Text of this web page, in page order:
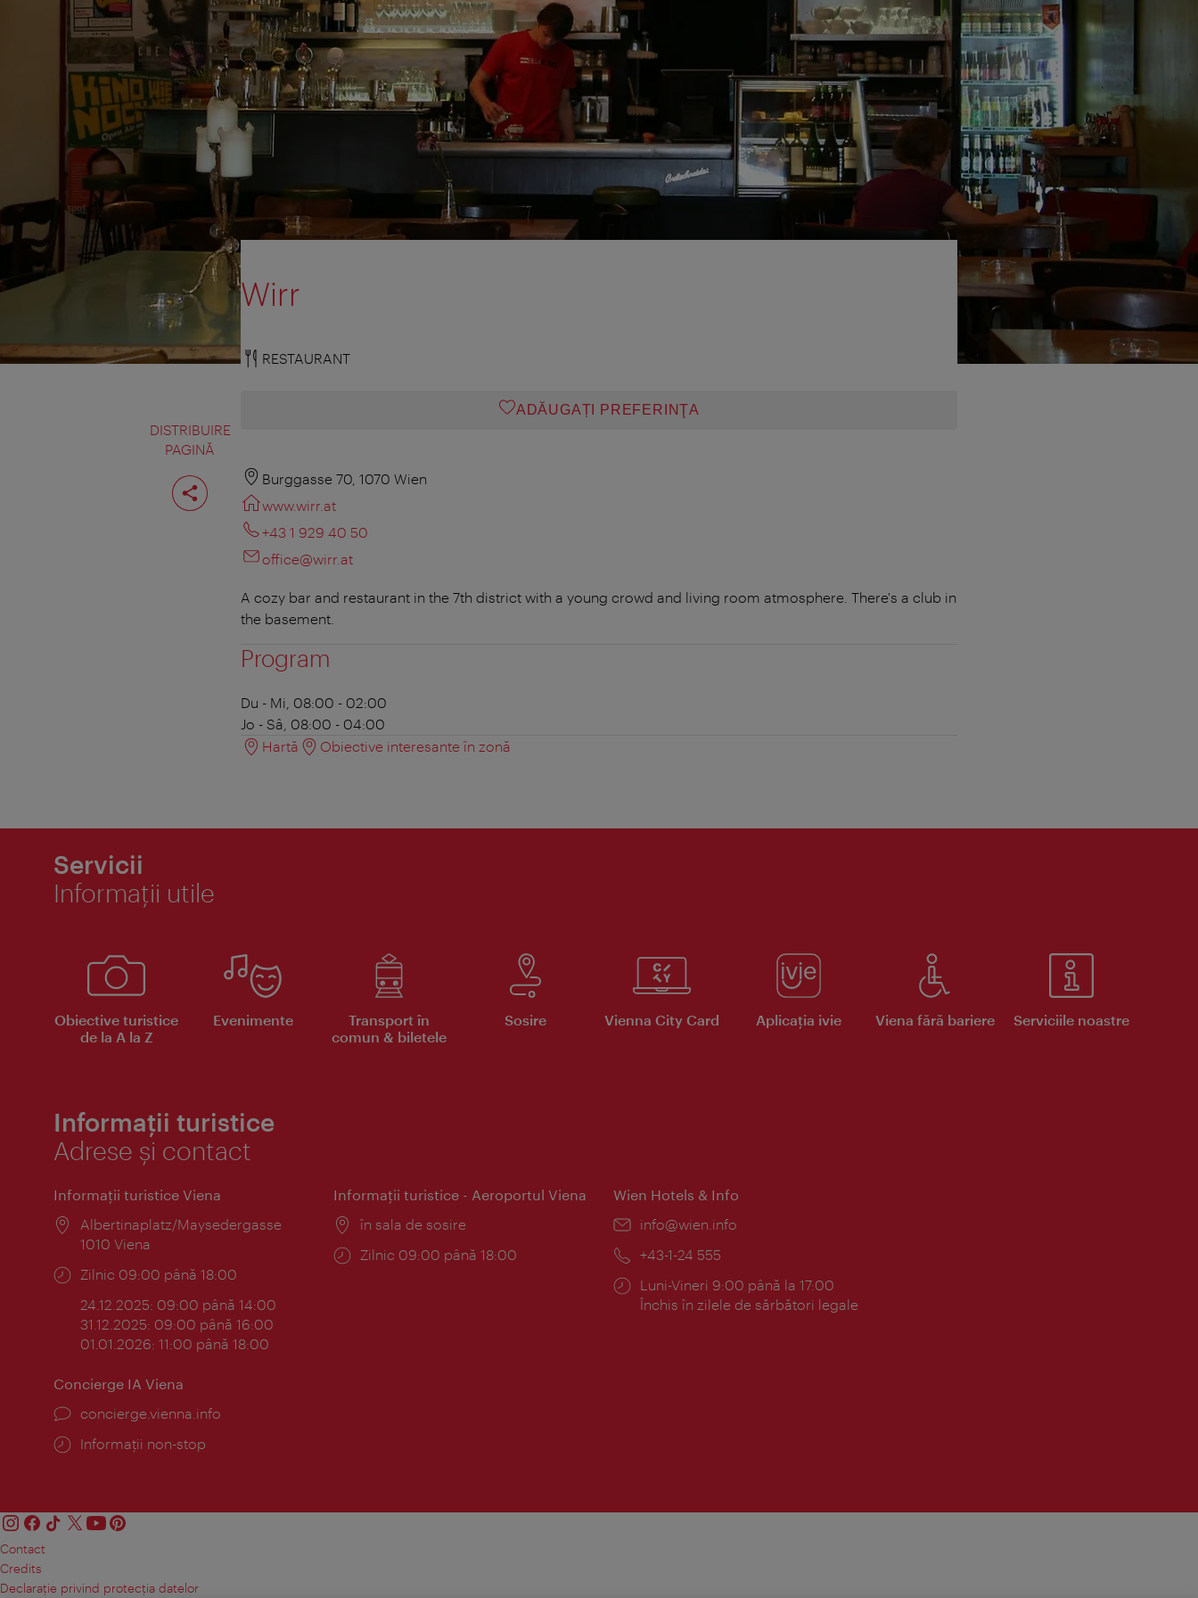
DISTRIBUIRE
PAGINĂ
Distribuiţi
pagina
Wirr
RESTAURANT
ADĂUGAȚI PREFERINŢA
Burggasse 70, 1070 Wien
www.wirr.at
+43 1 929 40 50
office@wirr.at
A cozy bar and restaurant in the 7th district with a young crowd and living room atmosphere. There's a club in
the basement.
Program
Du - Mi, 08:00 - 02:00
Jo - Sâ, 08:00 - 04:00
Hartă
Obiective interesante în zonă
Servicii
Informaţii utile
Obiective turistice
de la A la Z
Evenimente
Transport în
comun & biletele
Sosire Vienna City Card Aplicaţia ivie Viena fără bariere Serviciile noastre
Informații turistice
Adrese și contact
Informaţii turistice Viena
Locul:
Albertinaplatz/Maysedergasse
1010 Viena
Program:
Zilnic 09:00 până 18:00
24.12.2025: 09:00 până 14:00
31.12.2025: 09:00 până 16:00
01.01.2026: 11:00 până 18:00
Informaţii turistice - Aeroportul Viena
Locul:
în sala de sosire
Program:
Zilnic 09:00 până 18:00
Wien Hotels & Info
E-
info@wien.info
Telefon:
+43-1-24 555
Program:
Luni-Vineri 9:00 până la 17:00
Închis în zilele de sărbători legale
Concierge IA Viena
concierge.vienna.info
Informații non-stop
Contact
Credits
Declaraţie privind protecţia datelor